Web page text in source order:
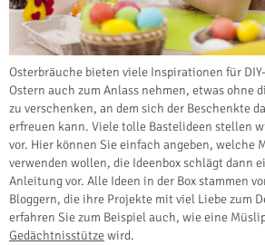
Osterbräuche bieten viele Inspirationen für
Ostern auch zum Anlass nehmen, etwas ohne
zu verschenken, an dem sich der Beschenkte
erfreuen kann. Viele tolle Bastelideen stellen
vor. Hier können Sie einfach angeben, welche
verwenden wollen, die Ideenbox schlägt dann
Anleitung vor. Alle Ideen in der Box stammen
Bloggern, die ihre Projekte mit viel Liebe zum
erfahren Sie zum Beispiel auch, wie eine
Gedächtnisstützewird.